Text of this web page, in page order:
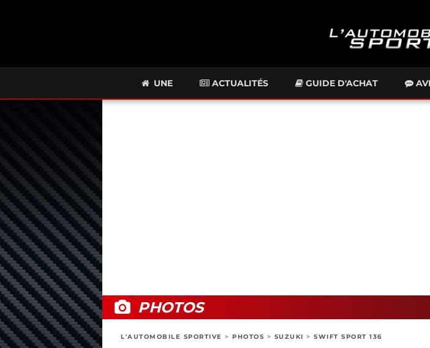
UNE ACTUALITÉS GUIDE D'ACHAT
PHOTOS
L'AUTOMOBILE SPORTIVE > PHOTOS > SUZUKI > SWIFT SPORT 136